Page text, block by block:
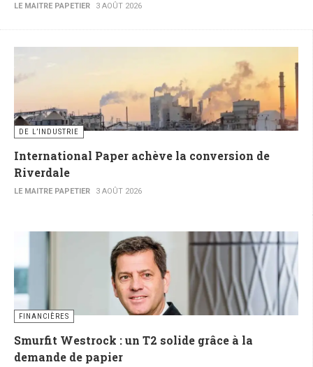
LE MAITRE PAPETIER 3 AOÛT 2026
DE L’INDUSTRIE
International Paper achève la conversion de
Riverdale
LE MAITRE PAPETIER 3 AOÛT 2026
FINANCIÈRES
Smurfit Westrock : un T2 solide grâce à la
demande de papier